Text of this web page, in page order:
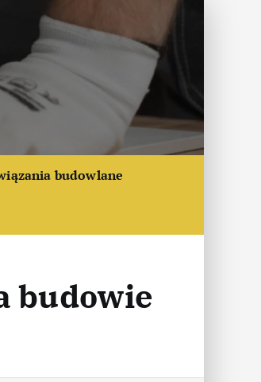
budowlane
budowie